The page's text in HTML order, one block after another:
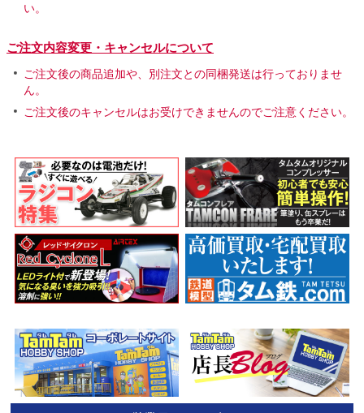
い。
ご注文内容変更・キャンセルについて
ご注文後の商品追加や、別注文との同梱発送は行っておりませ
ん。
ご注文後のキャンセルはお受けできませんのでご注意ください。